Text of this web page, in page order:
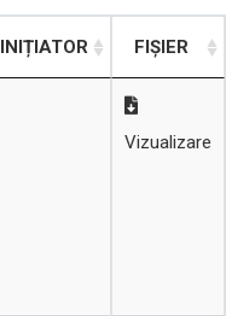
INIȚIATOR FIȘIER
Vizualizare